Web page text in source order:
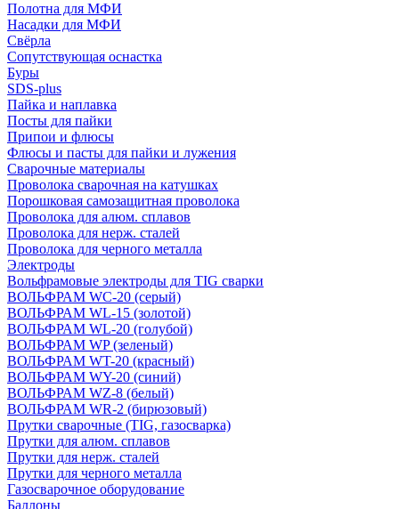
Полотна для МФИ
Насадки для МФИ
Свёрла
Сопутствующая оснастка
Буры
SDS-plus
Пайка и наплавка
Посты для пайки
Припои и флюсы
Флюсы и пасты для пайки и лужения
Сварочные материалы
Проволока сварочная на катушках
Порошковая самозащитная проволока
Проволока для алюм. сплавов
Проволока для нерж. сталей
Проволока для черного металла
Электроды
Вольфрамовые электроды для TIG сварки
ВОЛЬФРАМ WC-20 (серый)
ВОЛЬФРАМ WL-15 (золотой)
ВОЛЬФРАМ WL-20 (голубой)
ВОЛЬФРАМ WP (зеленый)
ВОЛЬФРАМ WT-20 (красный)
ВОЛЬФРАМ WY-20 (синий)
ВОЛЬФРАМ WZ-8 (белый)
ВОЛЬФРАМ WR-2 (бирюзовый)
Прутки сварочные (TIG, газосварка)
Прутки для алюм. сплавов
Прутки для нерж. сталей
Прутки для черного металла
Газосварочное оборудование
Баллоны